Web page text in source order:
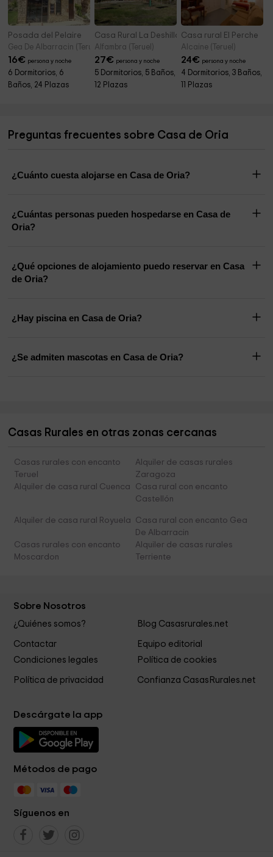
Posada del Pelaire
Gea De Albarracin (Teruel)
16€ persona y noche
6 Dormitorios, 6
Baños, 24 Plazas
Casa Rural La Deshilla
Alfambra (Teruel)
27€ persona y noche
5 Dormitorios, 5 Baños,
12 Plazas
Casa rural El Perche
Alcaine (Teruel)
24€ persona y noche
4 Dormitorios, 3 Baños,
11 Plazas
Preguntas frecuentes sobre Casa de Oria
¿Cuánto cuesta alojarse en Casa de Oria?
¿Cuántas personas pueden hospedarse en Casa de
Oria?
¿Qué opciones de alojamiento puedo reservar en Casa
de Oria?
¿Hay piscina en Casa de Oria?
¿Se admiten mascotas en Casa de Oria?
Casas Rurales en otras zonas cercanas
Casas rurales con encanto
Teruel
Alquiler de casas rurales
Zaragoza
Alquiler de casa rural Cuenca
Casa rural con encanto
Castellón
Alquiler de casa rural Royuela
Casa rural con encanto Gea
De Albarracin
Casas rurales con encanto
Moscardon
Alquiler de casas rurales
Terriente
Sobre Nosotros
¿Quiénes somos? Blog Casasrurales.net
Contactar
Equipo editorial
Condiciones legales
Política de cookies
Política de privacidad Confianza CasasRurales.net
Descárgate la app
Métodos de pago
Síguenos en